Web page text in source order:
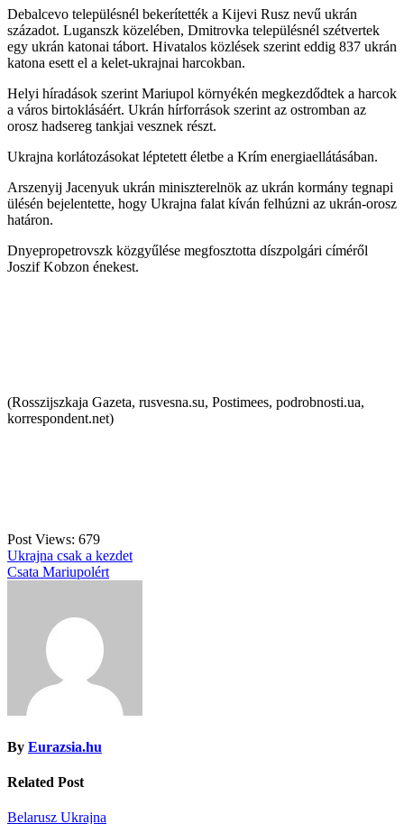
Debalcevo településnél bekerítették a Kijevi Rusz nevű ukrán
századot. Luganszk közelében, Dmitrovka településnél szétvertek
egy ukrán katonai tábort. Hivatalos közlések szerint eddig 837 ukrán
katona esett el a kelet-ukrajnai harcokban.
Helyi híradások szerint Mariupol környékén megkezdődtek a harcok
a város birtoklásáért. Ukrán hírforrások szerint az ostromban az
orosz hadsereg tankjai vesznek részt.
Ukrajna korlátozásokat léptetett életbe a Krím energiaellátásában.
Arszenyij Jacenyuk ukrán miniszterelnök az ukrán kormány tegnapi
ülésén bejelentette, hogy Ukrajna falat kíván felhúzni az ukrán-orosz
határon.
Dnyepropetrovszk közgyűlése megfosztotta díszpolgári címéről
Joszif Kobzon énekest.
(Rosszijszkaja Gazeta, rusvesna.su, Postimees, podrobnosti.ua,
korrespondent.net)
Post Views: 679
Bejegyzés
navigáció
Ukrajna csak a kezdet
Csata Mariupolért
By Eurazsia.hu
Related Post
Belarusz Ukrajna